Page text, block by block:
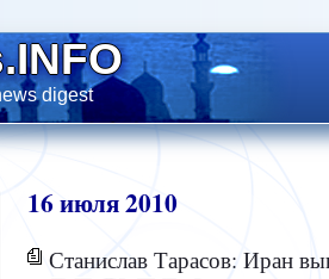
digest
16июля2010
Станислав Тарасов: Иран